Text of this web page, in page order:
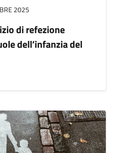
2025
di refezione
dell’infanzia del